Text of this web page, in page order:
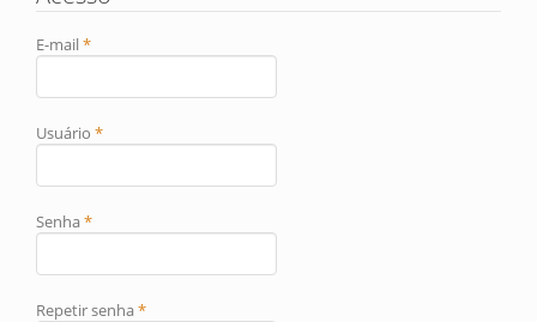
E-mail*Obrigatório
Usuário *Obrigatório
Senha*Obrigatório
Repetir senha*Obrigatório